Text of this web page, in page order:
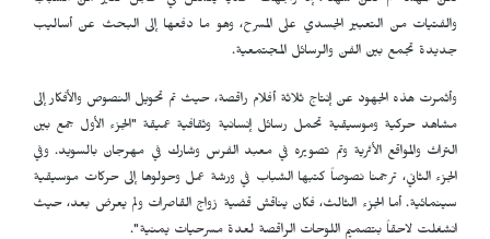
والفتيات من التعبير الجسدي على المسرح، وهو ما دفعها إلى البحث عن أساليب
جديدة تجمع بين الفن والرسائل المجتمعية.
وأثمرت هذه الجهود عن إنتاج ثلاثة أفلام راقصة، حيث تم تحويل النصوص والأفكار إلى
مشاهد حركية وموسيقية تحمل رسائل إنسانية وثقافية عميقة "الجزء الأول جمع بين
التراث والمواقع الأثرية وتم تصويره في معبد الفرس وشارك في مهرجان بالسويد. وفي
الجزء الثاني، ترجمنا نصوصاً كتبها الشباب في ورشة عمل وحولوها إلى حركات موسيقية
سينمائية. أما الجزء الثالث، فكان يناقش قضية زواج القاصرات ولم يعرض بعد، حيث
انشغلت لاحقاً بتصميم اللوحات الراقصة لعدة مسرحيات يمنية".